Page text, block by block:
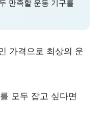
만족할 운동 기구를
가격으로 최상의 운
모두 잡고 싶다면